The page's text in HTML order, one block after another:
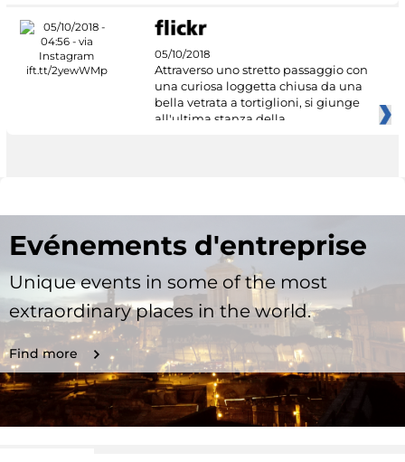
05/10/2018
Attraverso uno stretto passaggio con
una curiosa loggetta chiusa da una
bella vetrata a tortiglioni, si giunge
all'ultima stanza della
Evénements d'entreprise
Unique events in some of the most
extraordinary places in the world.
Find more